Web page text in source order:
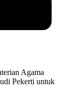
Agama
Pekerti untuk